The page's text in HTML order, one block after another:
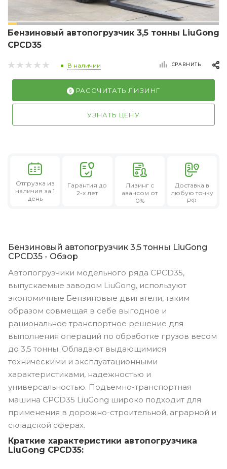
Бензиновый автопогрузчик 3,5 тонны LiuGong
CPCD35
В наличии СРАВНИТЬ
РАССЧИТАТЬ ЛИЗИНГ
УЗНАТЬ ЦЕНУ
Отгрузка из
наличия за 1
день
Гарантия до
2-х лет
Лизингс
авансом от
0%
Доставка в
любую точку
РФ
Бензиновый автопогрузчик 3,5 тонны LiuGong
CPCD35 - Обзор
Автопогрузчики модельного ряда CPCD35,
выпускаемые заводом LiuGong, используют
экономичные Бензиновые двигатели, таким
образом совмещая в себе выгодное и
рациональное транспортное решение для
выполнения операций по обработке грузов весом
до 3,5 тонны. Обладают выдающимися
техническими и эксплуатационными
характеристиками, надежностью и
универсальностью. Подъемно-транспортная
машина CPCD35 LiuGong широко подходит для
применения в дорожно-строительной, аграрной и
складской сферах.
Краткие характеристики автопогрузчика
LiuGong CPCD35: